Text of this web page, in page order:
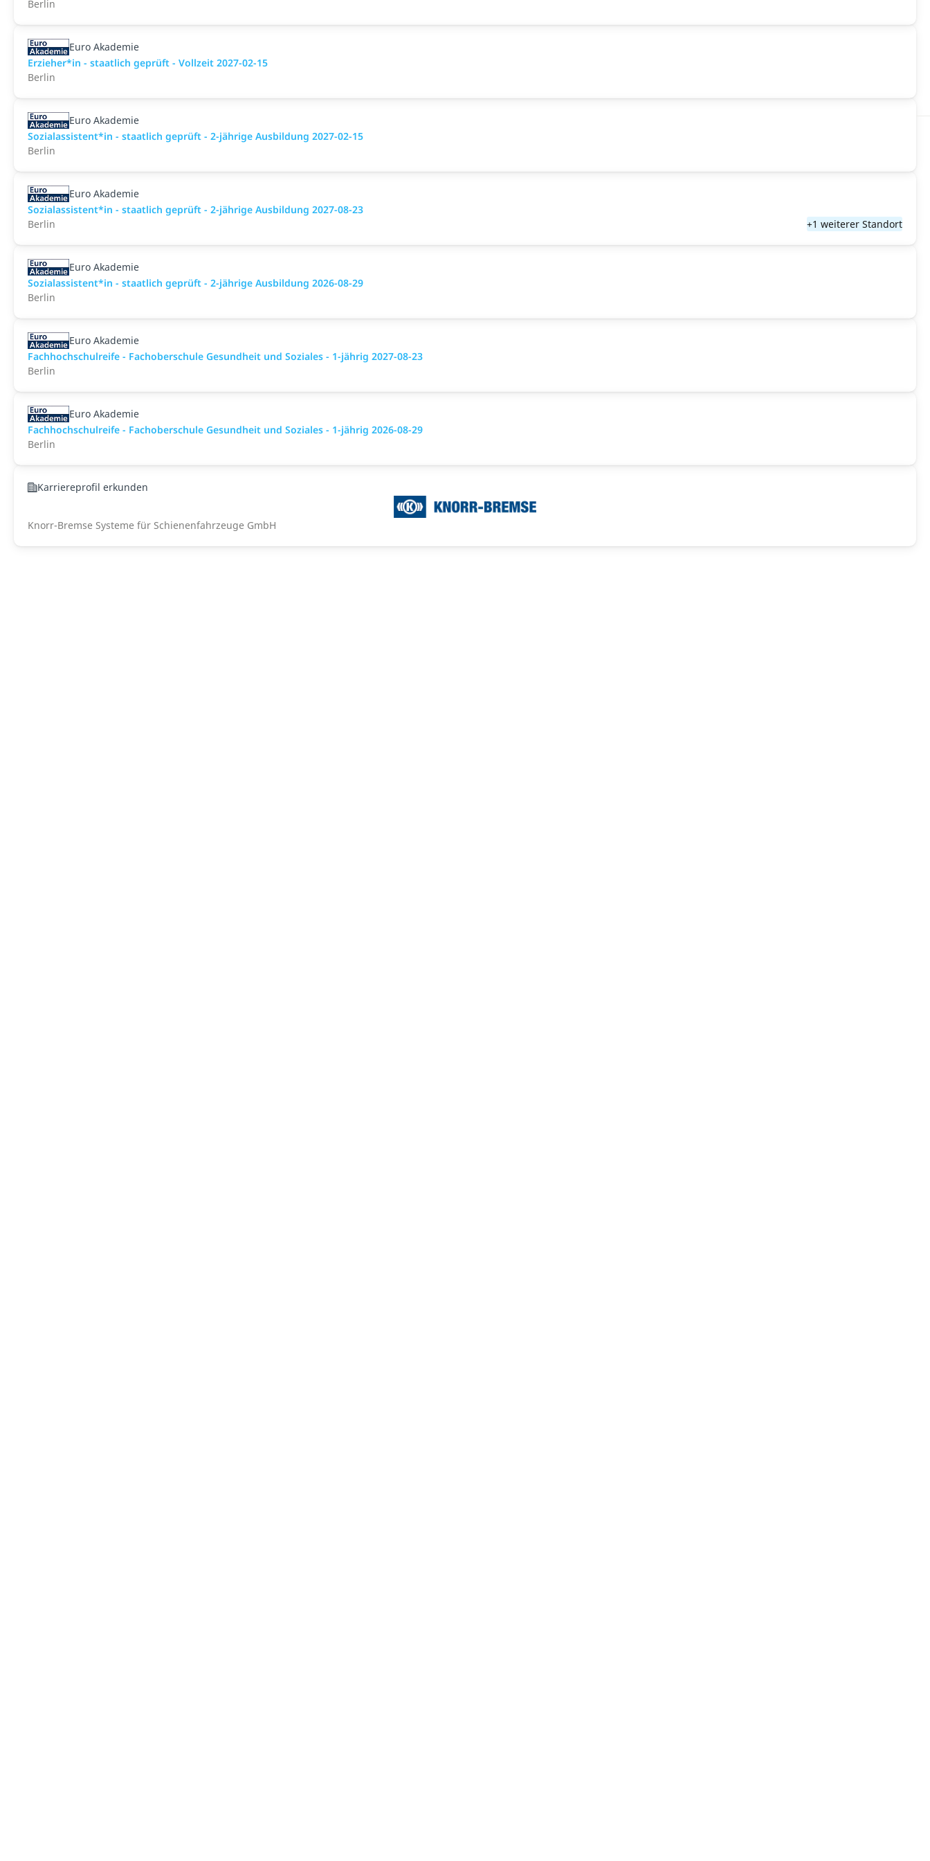
Berlin
Euro Akademie
Erzieher*in - staatlich geprüft - Vollzeit 2027-02-15
Berlin
Euro Akademie
Sozialassistent*in - staatlich geprüft - 2-jährige Ausbildung 2027-02-15
Berlin
Euro Akademie
Sozialassistent*in - staatlich geprüft - 2-jährige Ausbildung 2027-08-23
Berlin
+1 weiterer Standort
Euro Akademie
Sozialassistent*in - staatlich geprüft - 2-jährige Ausbildung 2026-08-29
Berlin
Euro Akademie
Fachhochschulreife - Fachoberschule Gesundheit und Soziales - 1-jährig 2027-08-23
Berlin
Euro Akademie
Fachhochschulreife - Fachoberschule Gesundheit und Soziales - 1-jährig 2026-08-29
Berlin
Karriereprofil erkunden
Knorr-Bremse Systeme für Schienenfahrzeuge GmbH